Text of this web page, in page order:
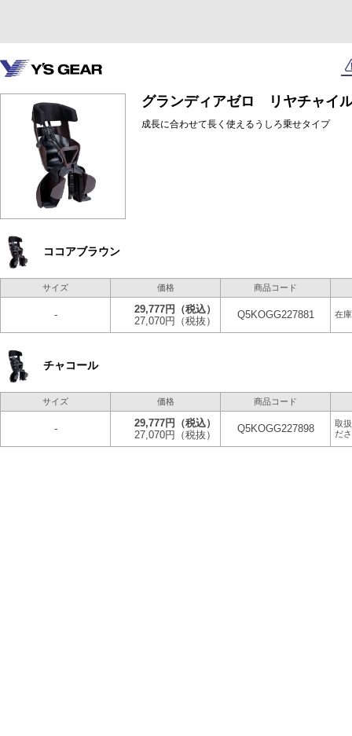
グランディアゼロ リヤチャイ
成長に合わせて長く使えるうしろ乗せタイプ
ココアブラウン
サイズ 価格 商品コード
- 29,777円
（税込）
27,070円
（税抜）
Q5KOGG227881 在
チャコール
サイズ 価格 商品コード
- 29,777円
（税込）
27,070円
（税抜）
Q5KOGG227898
取
だ